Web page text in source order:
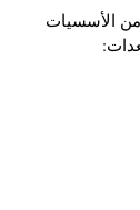
الأسسيات